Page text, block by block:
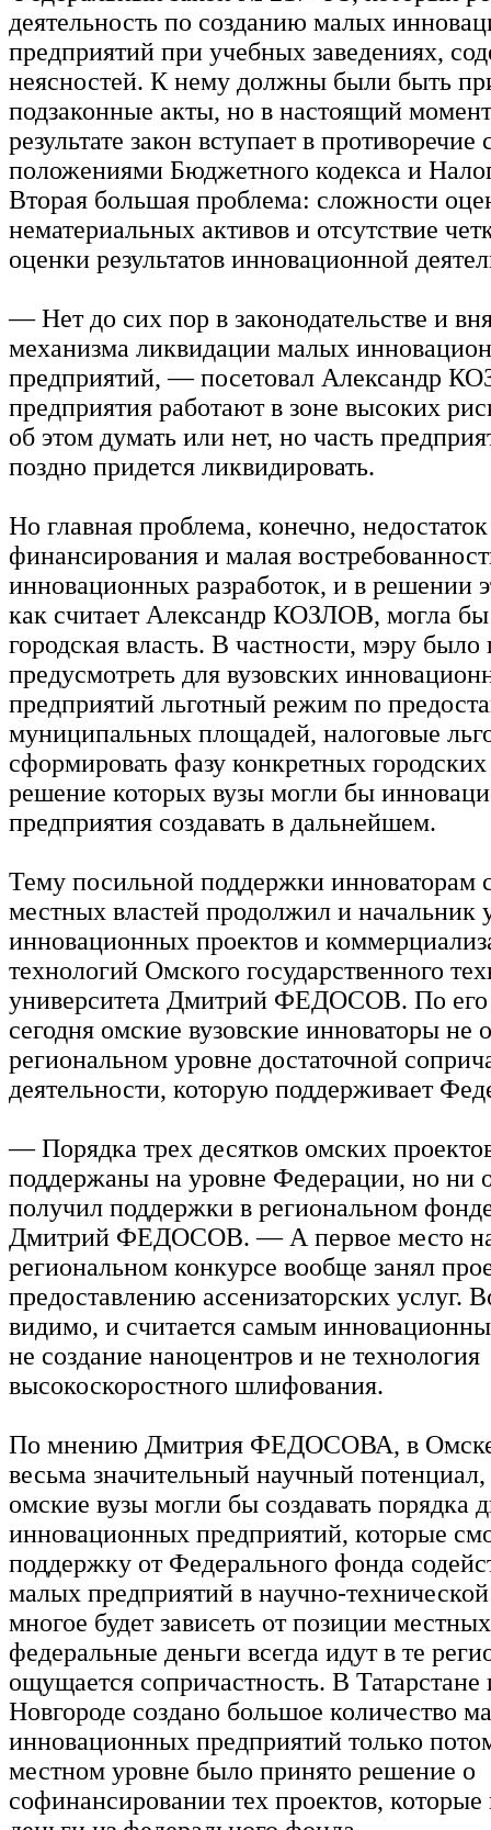
деятельность по созданию малых
предприятий при учебных заведениях,
неясностей. К нему должны были быть
подзаконные акты, но в настоящий
результате закон вступает в
положениями Бюджетного кодекса и
Вторая большая проблема: сложности
нематериальных активов и отсутствие
оценки результатов инновационной
— Нет до сих пор в законодательстве и
механизма ликвидации малых
предприятий, — посетовал Александр
предприятия работают в зоне высоких
об этом думать или нет, но часть
поздно придется ликвидировать.
Но главная проблема, конечно, недостаток
финансирования и малая
инновационных разработок, и в решении
как считает Александр КОЗЛОВ, могла
городская власть. В частности, мэру
предусмотреть для вузовских
предприятий льготный режим по
муниципальных площадей, налоговые
сформировать фазу конкретных городских
решение которых вузы могли бы
предприятия создавать в дальнейшем.
Тему посильной поддержки инноваторам
местных властей продолжил и начальник
инновационных проектов и
технологий Омского государственного
университета Дмитрий ФЕДОСОВ. По
сегодня омские вузовские инноваторы
региональном уровне достаточной
деятельности, которую поддерживает
— Порядка трех десятков омских
поддержаны на уровне Федерации, но ни
получил поддержки в региональном
Дмитрий ФЕДОСОВ. — А первое место
региональном конкурсе вообще занял
предоставлению ассенизаторских услуг.
видимо, и считается самым
не создание наноцентров и не технология
высокоскоростного шлифования.
По мнению Дмитрия ФЕДОСОВА, в Омске
весьма значительный научный
омские вузы могли бы создавать порядка
инновационных предприятий, которые
поддержку от Федерального фонда
малых предприятий в научно-
многое будет зависеть от позиции
федеральные деньги всегда идут в те
ощущается сопричастность. В
Новгороде создано большое количество
инновационных предприятий только
местном уровне было принято решение о
софинансировании тех проектов,